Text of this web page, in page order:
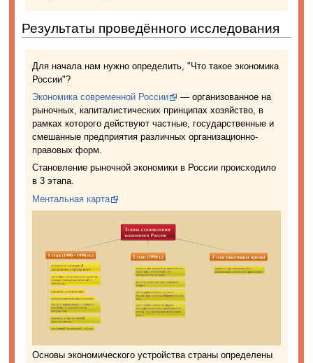
Результаты проведённого исследования
Для начала нам нужно определить, "Что такое экономика
России"?
Экономика современной России
— организованное на
рыночных, капиталистических принципах хозяйство, в
рамках которого действуют частные, государственные и
смешанные предприятия различных организационно-
правовых форм.
Становление рыночной экономики в России происходило
в 3 этапа.
Ментальная карта
Основы экономического устройства страны определены